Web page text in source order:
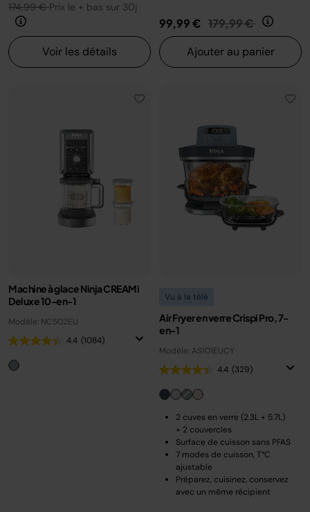
174,99 €Prix le + bas sur 30j
Voir les détails
99,99 € Prix réduit de
179,99 € au
Ajouter au panier
Machine à glace Ninja CREAMi
Deluxe 10-en-1
Modèle: NC502EU
4.4 (1084)
Vu à la télé
Air Fryer en verre Crispi Pro, 7-
en-1
Modèle: AS101EUCY
4.4 (329)
2 cuves en verre (2.3L + 5.7L)
+ 2 couvercles
Surface de cuisson sans PFAS
7 modes de cuisson, T°C
ajustable
Préparez, cuisinez, conservez
avec un même récipient